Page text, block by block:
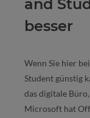
and
besser
Wenn Sie hier
Student günstig
das digitale
Microsoft hat